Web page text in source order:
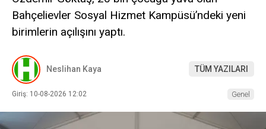
Bahçelievler Sosyal Hizmet Kampüsü’ndeki yeni
birimlerin açılışını yaptı.
Neslihan Kaya TÜM YAZILARI
Giriş: 10-08-2026 12:02 Genel